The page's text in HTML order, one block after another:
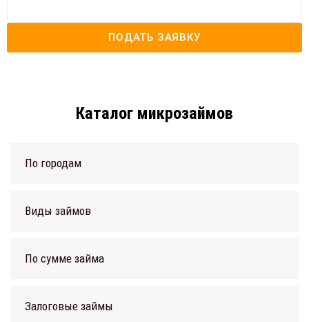
ПОДАТЬ ЗАЯВКУ
Каталог микрозаймов
По городам
Виды займов
По сумме займа
Залоговые займы